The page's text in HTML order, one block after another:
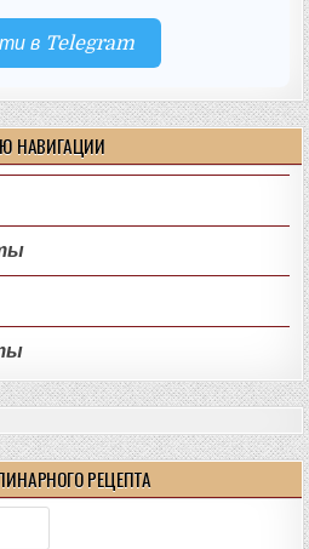
в Telegram
НАВИГАЦИИ
РЕЦЕПТА